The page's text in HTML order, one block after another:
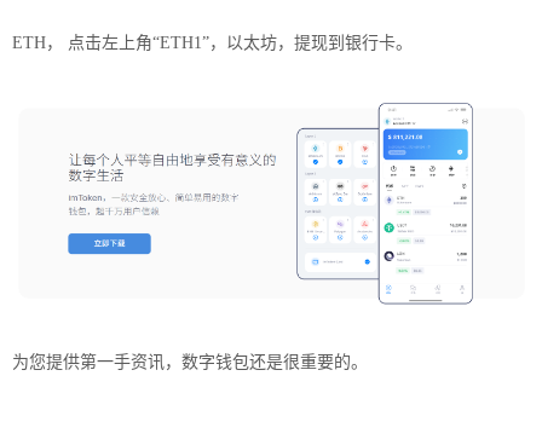
ETH， 点击左上角“ETH1”，以太坊，提现到银行卡。
为您提供第一手资讯，数字钱包还是很重要的。